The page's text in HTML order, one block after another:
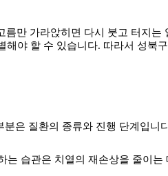
름만 가라앉히면 다시 붓고 터지는
해야 할 수 있습니다. 따라서 성북
은 질환의 종류와 진행 단계입니
는 습관은 치열의 재손상을 줄이는